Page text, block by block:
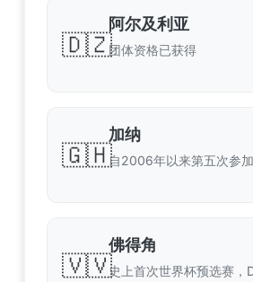
🇩🇿
阿尔及利亚
团体资格已获得
🇬🇭
加纳
自2006年以来第五次参
🇻🇻
佛得角
史上首次世界杯预选赛，